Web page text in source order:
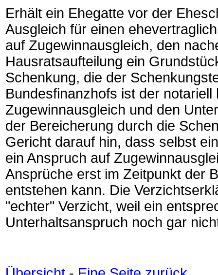
Erhält ein Ehegatte vor der
Ausgleich für einen
auf Zugewinnausgleich, den
Hausratsaufteilung ein
Schenkung, die der
Bundesfinanzhofs ist der
Zugewinnausgleich und den
der Bereicherung durch die
Gericht darauf hin, dass selbst
ein Anspruch auf
Ansprüche erst im Zeitpunkt der
entstehen kann. Die
"echter" Verzicht, weil ein
Unterhaltsanspruch noch gar